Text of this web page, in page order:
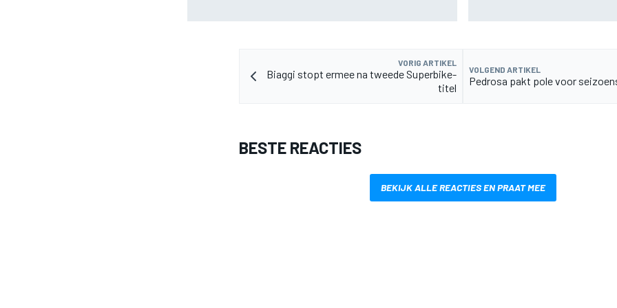
VORIG ARTIKEL
Biaggi stopt ermee na tweede Superbike-
titel
VOLGEND ARTIKEL
Pedrosa pakt pole voor
BESTE REACTIES
BEKIJK ALLE REACTIES EN PRAAT MEE